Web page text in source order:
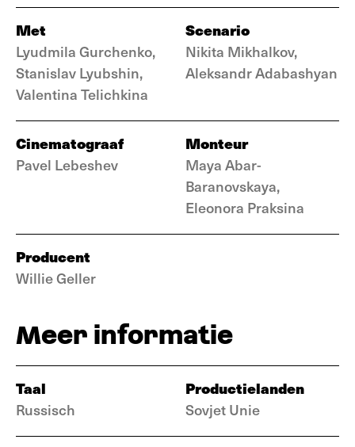
Met
Lyudmila Gurchenko,
Stanislav Lyubshin,
Valentina Telichkina
Scenario
Nikita Mikhalkov,
Aleksandr Adabashyan
Cinematograaf
Pavel Lebeshev
Monteur
Maya Abar-
Baranovskaya,
Eleonora Praksina
Producent
Willie Geller
Meer informatie
Taal
Russisch
Productielanden
Sovjet Unie